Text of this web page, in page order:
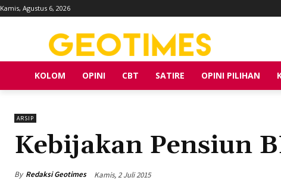
Kamis, Agustus 6, 2026
KOLOM OPINI CBT SATIRE OPINI PILIHAN
ARSIP
Kebijakan Pensiun
By Redaksi Geotimes Kamis, 2 Juli 2015